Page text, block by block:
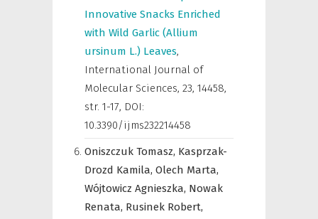
Innovative Snacks Enriched
with Wild Garlic (Allium
ursinum L.) Leaves,
International Journal of
Molecular Sciences, 23, 14458,
str. 1-17, DOI:
10.3390/ijms232214458
Oniszczuk Tomasz, Kasprzak-
Drozd Kamila, Olech Marta,
Wójtowicz Agnieszka, Nowak
Renata, Rusinek Robert,